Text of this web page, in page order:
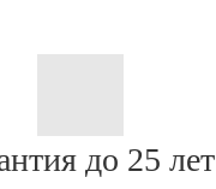
до 25 лет